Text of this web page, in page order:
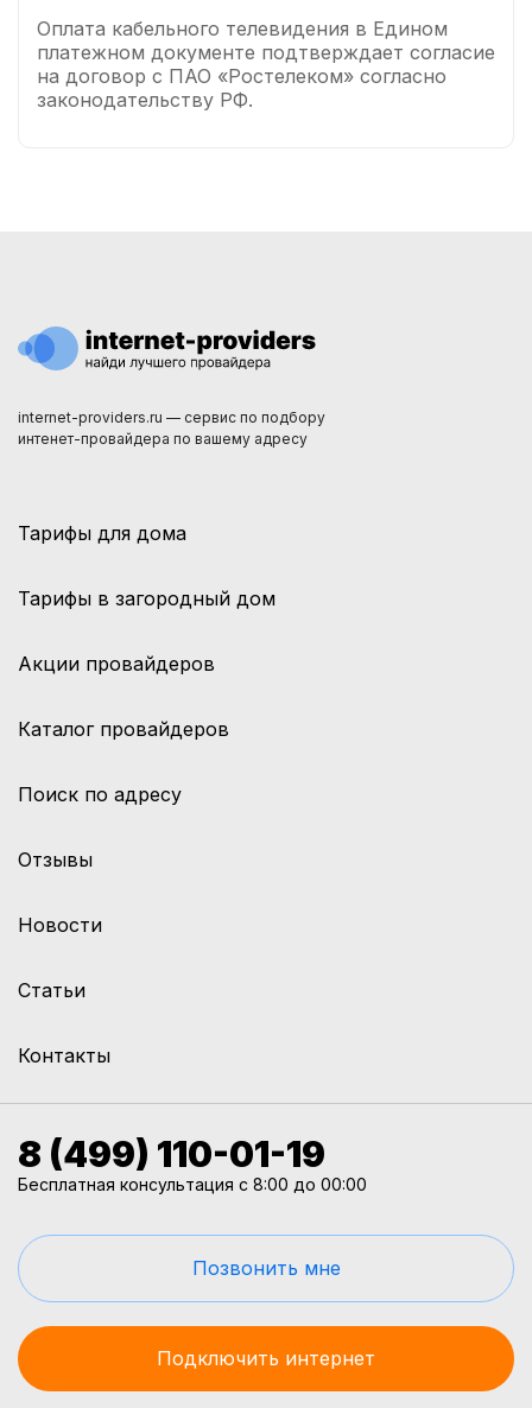
Оплата кабельного телевидения в Едином
платежном документе подтверждает согласие
на договор с ПАО «Ростелеком» согласно
законодательству РФ.
internet-providers.ru — сервис по подбору
интенет-провайдера по вашему адресу
Тарифы для дома
Тарифы в загородный дом
Акции провайдеров
Каталог провайдеров
Поиск по адресу
Отзывы
Новости
Статьи
Контакты
8 (499) 110-01-19
Бесплатная консультация с 8:00 до 00:00
Позвонить мне
Подключить интернет